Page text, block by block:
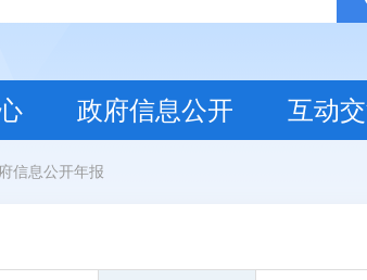
政府信息公开 互动
信息公开年报